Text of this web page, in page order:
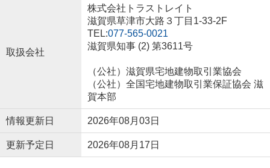
取扱会社
株式会社トラストレイト
滋賀県草津市大路３丁目1-33-2F
TEL:077-565-0021
滋賀県知事 (2) 第3611号
（公社）滋賀県宅地建物取引業協会
（公社）全国宅地建物取引業保証協会 滋
賀本部
情報更新日 2026年08月03日
更新予定日 2026年08月17日